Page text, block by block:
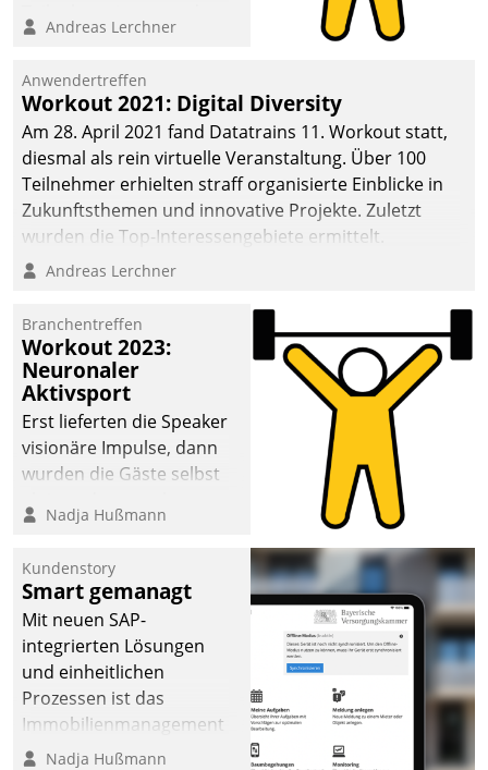
Teilnehmer kurzweilige
Cloud-Strategien und -
Lösungen mit hohem
Zukunftspotenzial.
Andreas Lerchner
Anwendertreffen
Workout 2021: Digital Diversity
Am 28. April 2021 fand Datatrains 11. Workout statt,
diesmal als rein virtuelle Veranstaltung. Über 100
Teilnehmer erhielten straff organisierte Einblicke in
Zukunftsthemen und innovative Projekte. Zuletzt
wurden die Top-Interessengebiete ermittelt.
Andreas Lerchner
Branchentreffen
Workout 2023:
Neuronaler
Aktivsport
Erst lieferten die Speaker
visionäre Impulse, dann
wurden die Gäste selbst
methodisch
Quartier. Dazwischen
zeigte Datatrain, was es
Neues zu bieten hat.
Nadja Hußmann
Kundenstory
Smart gemanagt
Mit neuen SAP-
integrierten Lösungen
und einheitlichen
Prozessen ist das
Immobilienmanagement
der Bayerischen
Nadja Hußmann